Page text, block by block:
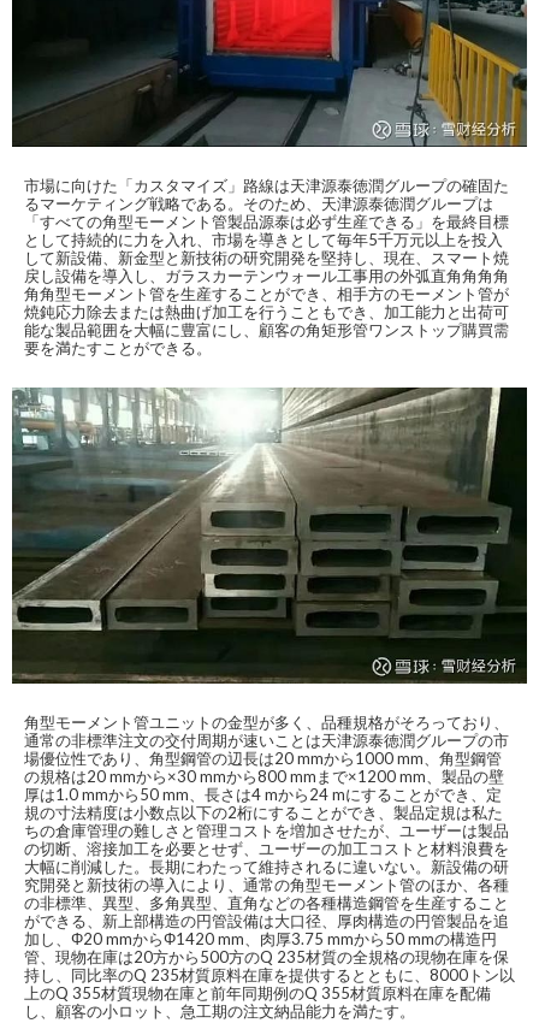
市場に向けた「カスタマイズ」路線は天津源泰徳潤グループの確固た
るマーケティング戦略である。そのため、天津源泰徳潤グループは
「すべての角型モーメント管製品源泰は必ず生産できる」を最終目標
として持続的に力を入れ、市場を導きとして毎年5千万元以上を投入
して新設備、新金型と新技術の研究開発を堅持し、現在、スマート焼
戻し設備を導入し、ガラスカーテンウォール工事用の外弧直角角角角
角角型モーメント管を生産することができ、相手方のモーメント管が
焼鈍応力除去または熱曲げ加工を行うこともでき、加工能力と出荷可
能な製品範囲を大幅に豊富にし、顧客の角矩形管ワンストップ購買需
要を満たすことができる。
角型モーメント管ユニットの金型が多く、品種規格がそろっており、
通常の非標準注文の交付周期が速いことは天津源泰徳潤グループの市
場優位性であり、角型鋼管の辺長は20 mmから1000 mm、角型鋼管
の規格は20 mmから×30 mmから800 mmまで×1200 mm、製品の壁
厚は1.0 mmから50 mm、長さは4 mから24 mにすることができ、定
規の寸法精度は小数点以下の2桁にすることができ、製品定規は私た
ちの倉庫管理の難しさと管理コストを増加させたが、ユーザーは製品
の切断、溶接加工を必要とせず、ユーザーの加工コストと材料浪費を
大幅に削減した。長期にわたって維持されるに違いない。新設備の研
究開発と新技術の導入により、通常の角型モーメント管のほか、各種
の非標準、異型、多角異型、直角などの各種構造鋼管を生産すること
ができる、新上部構造の円管設備は大口径、厚肉構造の円管製品を追
加し、Φ20 mmからΦ1420 mm、肉厚3.75 mmから50 mmの構造円
管、現物在庫は20方から500方のQ 235材質の全規格の現物在庫を保
持し、同比率のQ 235材質原料在庫を提供するとともに、8000トン以
上のQ 355材質現物在庫と前年同期例のQ 355材質原料在庫を配備
し、顧客の小ロット、急工期の注文納品能力を満たす。